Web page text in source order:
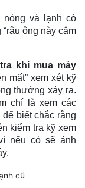
nóng và lạnh có
ông này cắm
khi mua máy
mất” xem xét kỹ
thường xảy ra.
chí là xem các
biết chắc rằng
kiểm tra kỹ xem
nếu có sẽ ảnh